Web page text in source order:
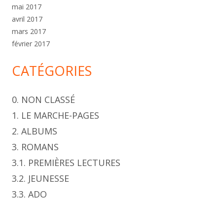
mai 2017
avril 2017
mars 2017
février 2017
CATÉGORIES
0. NON CLASSÉ
1. LE MARCHE-PAGES
2. ALBUMS
3. ROMANS
3.1. PREMIÈRES LECTURES
3.2. JEUNESSE
3.3. ADO